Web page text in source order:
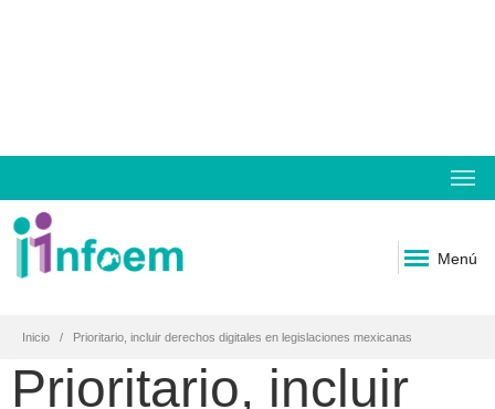
Menú
Inicio Prioritario, incluir derechos digitales en legislaciones mexicanas
Prioritario, incluir